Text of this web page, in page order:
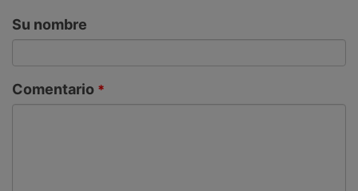
Su nombre
Comentario